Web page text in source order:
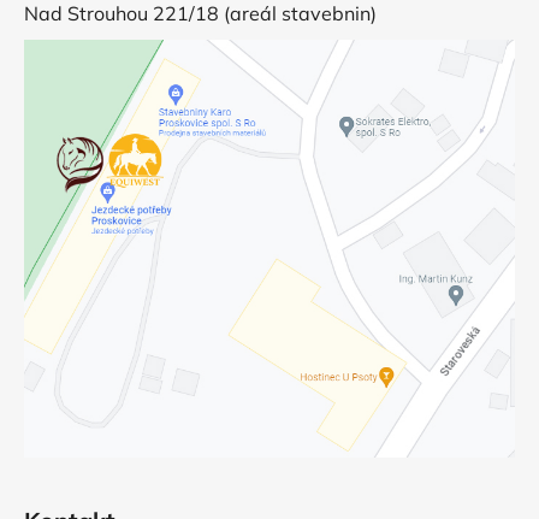
Nad Strouhou 221/18 (areál stavebnin)